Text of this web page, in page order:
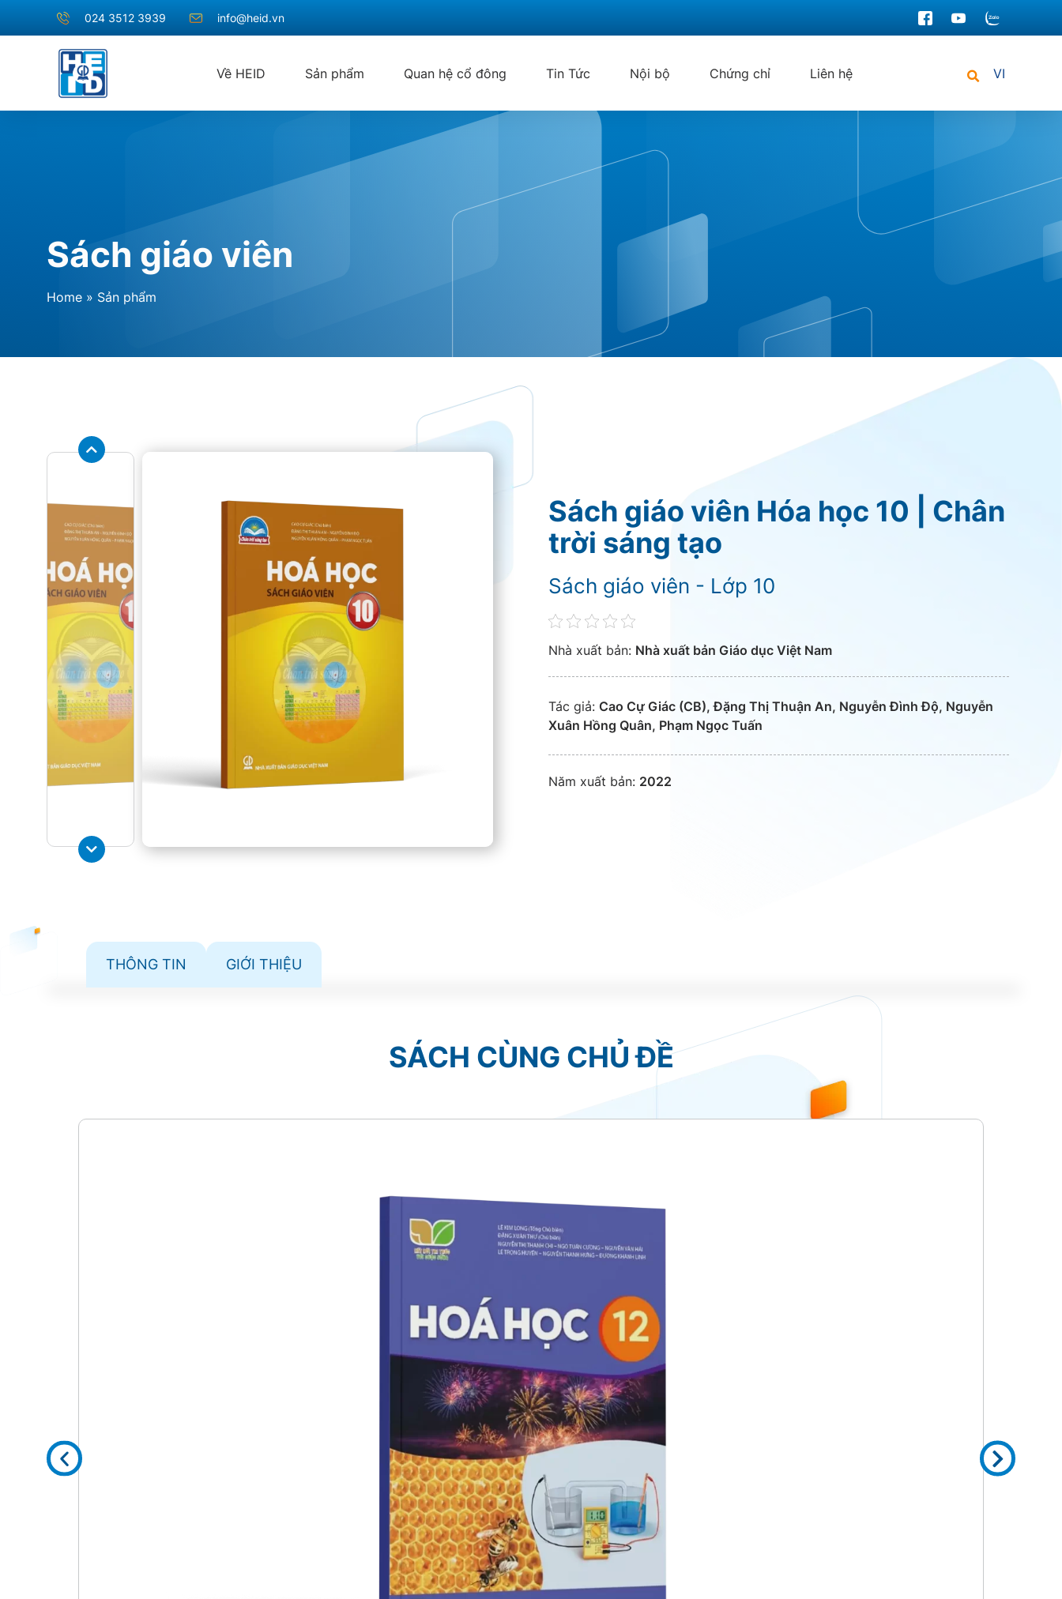
024 3512 3939 info@heid.vn
Về HEID Sản phẩm Quan hệ cổ đông Tin Tức Nội bộ Chứng chỉ Liên hệ VI
Sách giáo viên
Home » Sản phẩm
Sách giáo viên Hóa học 10 | Chân
trời sáng tạo
Sách giáo viên - Lớp 10
Nhà xuất bản: Nhà xuất bản Giáo dục Việt Nam
Tác giả: Cao Cự Giác (CB), Đặng Thị Thuận An, Nguyễn Đình Độ, Nguyễn
Xuân Hồng Quân, Phạm Ngọc Tuấn
Năm xuất bản: 2022
THÔNG TIN GIỚI THIỆU
SÁCH CÙNG CHỦ ĐỀ